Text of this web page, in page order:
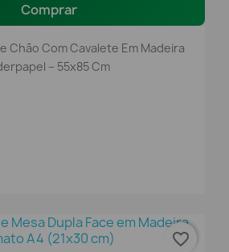
Comprar
Chão Com Cavalete Em Madeira
– 55x85 Cm
favorite_border